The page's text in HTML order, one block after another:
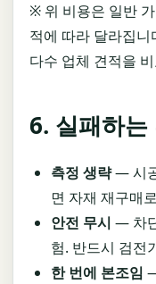
※ 위 비용은 일반
적에 따라 달라집
다수 업체 견적을
6. 실패하
측정 생략— 시
면 자재 재구매
안전 무시 — 차
험. 반드시 검전
한 번에 본조임